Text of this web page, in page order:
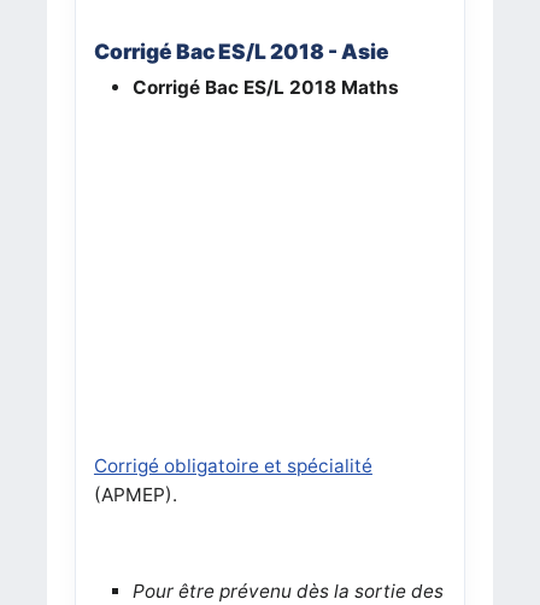
Corrigé Bac ES/L 2018 -Asie
Corrigé Bac ES/L 2018 Maths
Corrigé obligatoire et spécialité
(APMEP).
Pour être prévenu dès la sortie des